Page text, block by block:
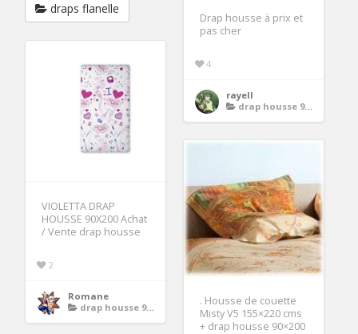
draps flanelle
Drap housse à prix et
pas cher
4
rayell
drap housse 90x200
VIOLETTA DRAP
HOUSSE 90X200 Achat
/ Vente drap housse
2
Romane
drap housse 90x200
. Housse de couette
Misty V5 155×220 cms
+ drap housse 90×200